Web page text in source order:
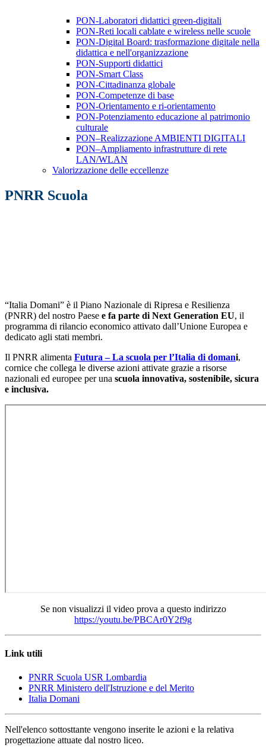
PON-Laboratori didattici green-digitali
PON-Reti locali cablate e wireless nelle scuole
PON-Digital Board: trasformazione digitale nella
didattica e nell'organizzazione
PON-Supporti didattici
PON-Smart Class
PON-Cittadinanza globale
PON-Competenze di base
PON-Orientamento e ri-orientamento
PON-Potenziamento educazione al patrimonio
culturale
PON–Realizzazione AMBIENTI DIGITALI
PON–Ampliamento infrastrutture di rete
LAN/WLAN
Valorizzazione delle eccellenze
PNRR Scuola
“Italia Domani” è il Piano Nazionale di Ripresa e Resilienza
(PNRR) del nostro Paese e fa parte di Next Generation EU, il
programma di rilancio economico attivato dall’Unione Europea e
dedicato agli stati membri.
Il PNRR alimenta Futura – La scuola per l’Italia di domani,
cornice che collega le diverse azioni attivate grazie a risorse
nazionali ed europee per una scuola innovativa, sostenibile, sicura
e inclusiva.
Se non visualizzi il video prova a questo indirizzo
https://youtu.be/PBCAr0Y2f9g
Link utili
PNRR Scuola USR Lombardia
PNRR Ministero dell'Istruzione e del Merito
Italia Domani
Nell'elenco sottosttante vengono inserite le azioni e la relativa
progettazione attuate dal nostro liceo.